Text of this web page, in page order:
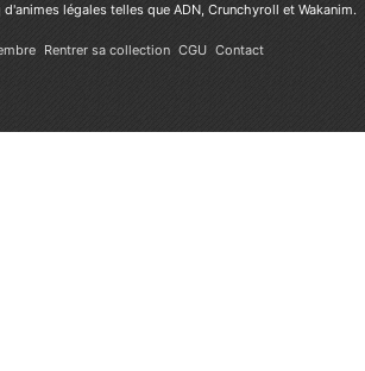
légales telles que ADN, Crunchyroll et Wakanim.
Rentrer sa collection CGU Contact